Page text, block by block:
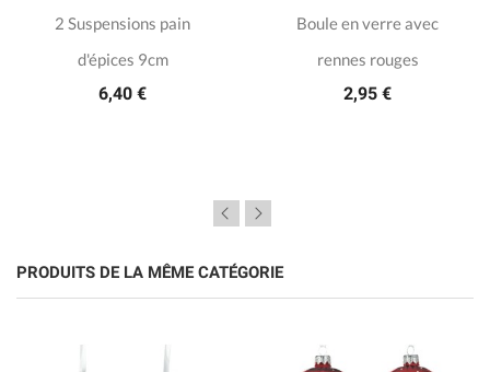
2 Suspensions pain
d'épices 9cm
6,40 €
Boule en verre avec
rennes rouges
2,95 €
PRODUITS DE LA MÊME CATÉGORIE